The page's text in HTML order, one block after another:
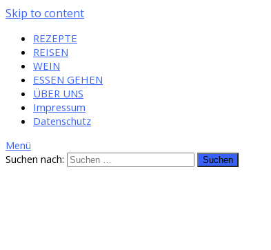
Skip to content
REZEPTE
REISEN
WEIN
ESSEN GEHEN
ÜBER UNS
Impressum
Datenschutz
Menü
Suchen nach: